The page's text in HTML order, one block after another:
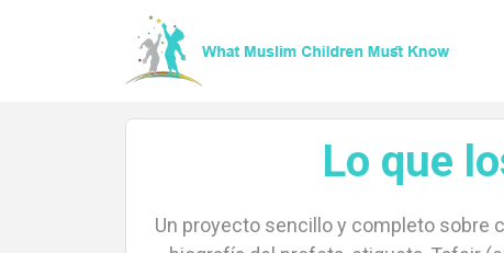
Lo que
Un proyecto sencillo y completo sobre